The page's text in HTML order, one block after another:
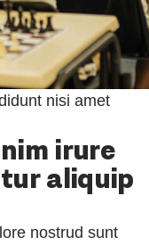
nisi amet
irure
aliquip
nostrud sunt